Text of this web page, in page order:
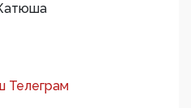
Телеграм